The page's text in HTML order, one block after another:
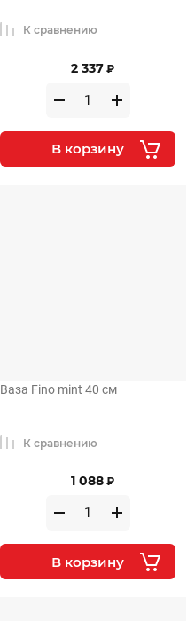
2 337 ₽
К сравнению
В корзину
Ваза Fino mint 40 см
1 088 ₽
К сравнению
В корзину